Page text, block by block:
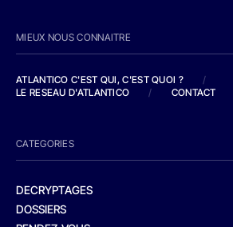
MIEUX NOUS CONNAITRE
ATLANTICO C'EST QUI, C'EST QUOI ?
/
LE RESEAU D'ATLANTICO
/ CONTACT
CATEGORIES
DECRYPTAGES
DOSSIERS